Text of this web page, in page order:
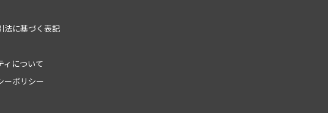
法に基づく表記
ィについて
ーポリシー